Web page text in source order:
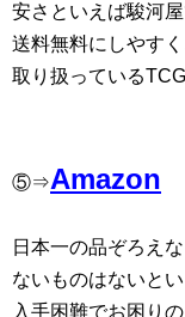
安さといえば駿河屋
送料無料にしやす
取り扱っている
⑤⇒Amazon
日本一の品ぞろえ
ないものはないと
入手困難でお困り